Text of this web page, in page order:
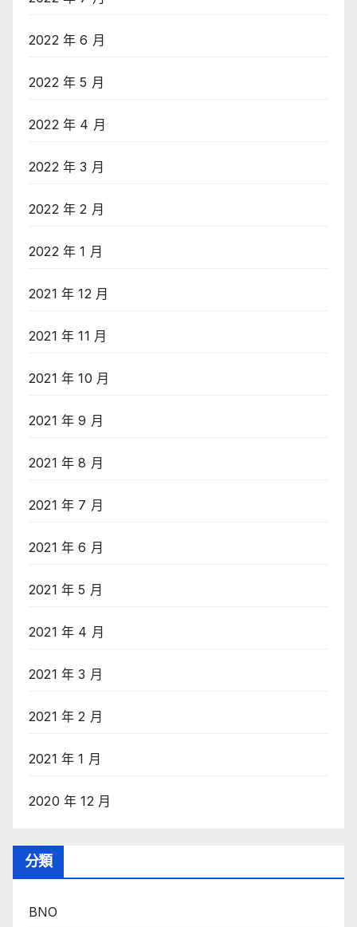
2022 年 6 月
2022 年 5 月
2022 年 4 月
2022 年 3 月
2022 年 2 月
2022 年 1 月
2021 年 12 月
2021 年 11 月
2021 年 10 月
2021 年 9 月
2021 年 8 月
2021 年 7 月
2021 年 6 月
2021 年 5 月
2021 年 4 月
2021 年 3 月
2021 年 2 月
2021 年 1 月
2020 年 12 月
分類
BNO